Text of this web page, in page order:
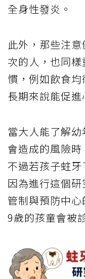
全身性發炎。
此外，那些注
次的人，也同
慣，例如飲食
長期來說能促進
當大人能了解
會造成的風險時
不過若孩子蛀牙
因為進行這個
管制與預防中
9歲的孩童會被